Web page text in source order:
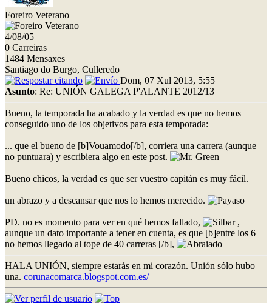
Foreiro Veterano
4/08/05
0 Carreiras
1484 Mensaxes
Santiago do Burgo, Culleredo
Dom, 07 Xul 2013, 5:55
Asunto: Re: UNIÓN GALEGA P'ALANTE 2012/13
Bueno, la temporada ha acabado y la verdad es que no hemos
conseguido uno de los objetivos para esta temporada:
... que el bueno de [b]Vouamodo[/b], corriera una carrera (aunque
no puntuara) y escribiera algo en este post.
Bueno chicos, la verdad es que ser vuestro capitán es muy fácil.
un abrazo y a descansar que nos lo hemos merecido.
PD. no es momento para ver en qué hemos fallado,
,
aunque un dato importante a tener en cuenta, es que [b]entre los 6
no hemos llegado al tope de 40 carreras [/b],
HALA UNIÓN, siempre estarás en mi corazón. Unión sólo hubo
una. corunacomarca.blogspot.com.es/